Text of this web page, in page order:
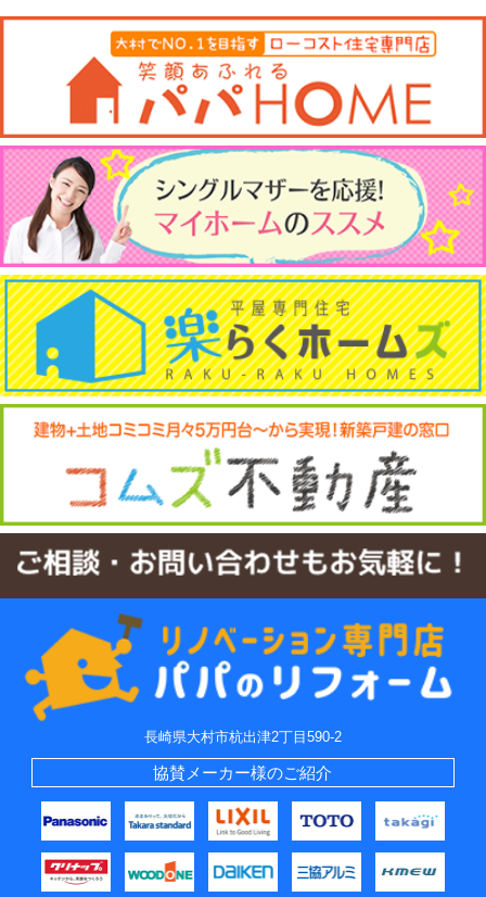
長崎県大村市杭出津2丁目590-2
協賛メーカー様のご紹介